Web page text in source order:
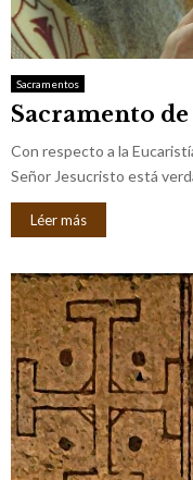
Sacramentos
Sacramento
Con respecto a la
Señor Jesucristo está
Léer más